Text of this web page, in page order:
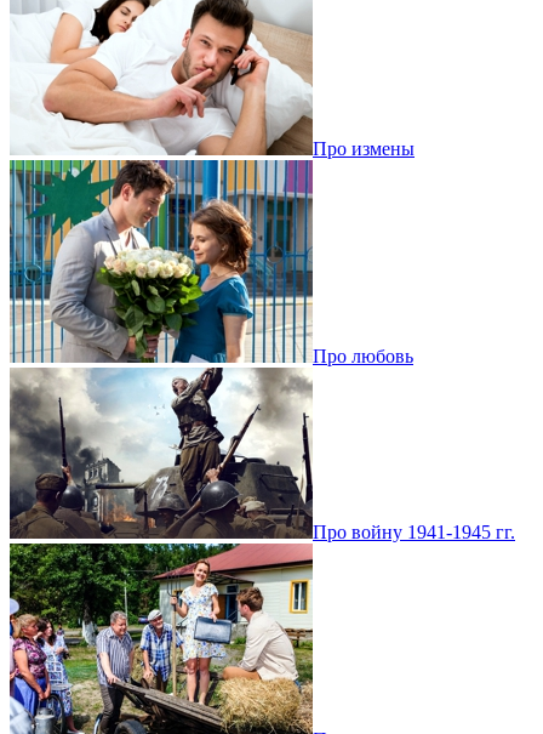
Про измены
Про любовь
Про войну 1941-1945 гг.